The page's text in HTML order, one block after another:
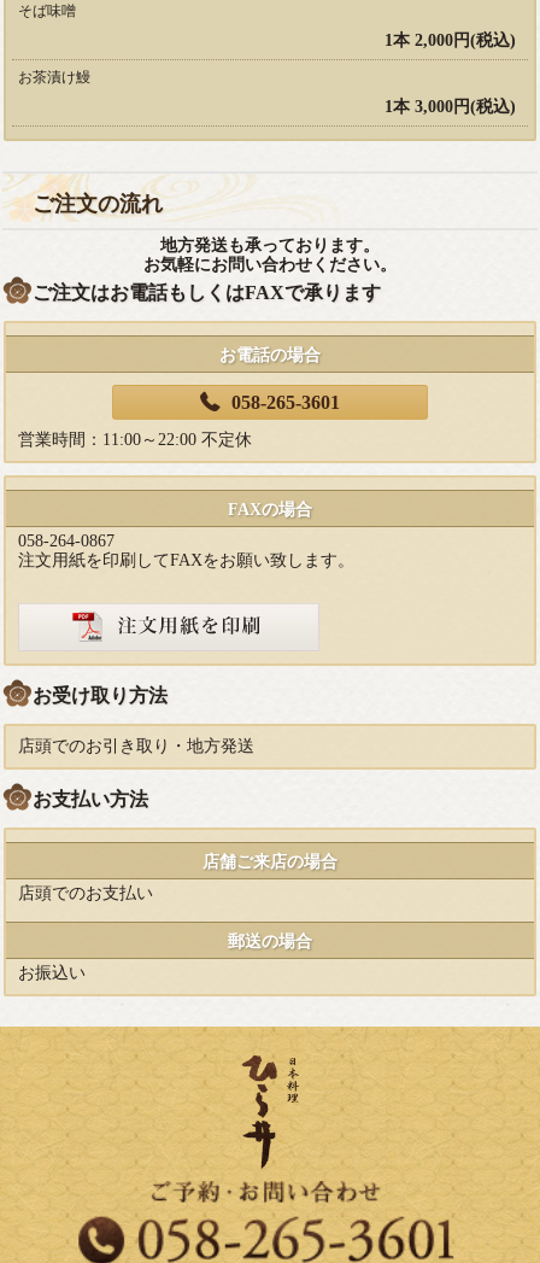
そば味噌
1本 2,000円(税込)
お茶漬け鰻
1本 3,000円(税込)
ご注文の流れ
地方発送も承っております。
お気軽にお問い合わせください。
ご注文はお電話もしくはFAXで承ります
お電話の場合
058-265-3601
営業時間：11:00～22:00 不定休
FAXの場合
058-264-0867
注文用紙を印刷してFAXをお願い致します。
お受け取り方法
店頭でのお引き取り・地方発送
お支払い方法
店舗ご来店の場合
店頭でのお支払い
郵送の場合
お振込い